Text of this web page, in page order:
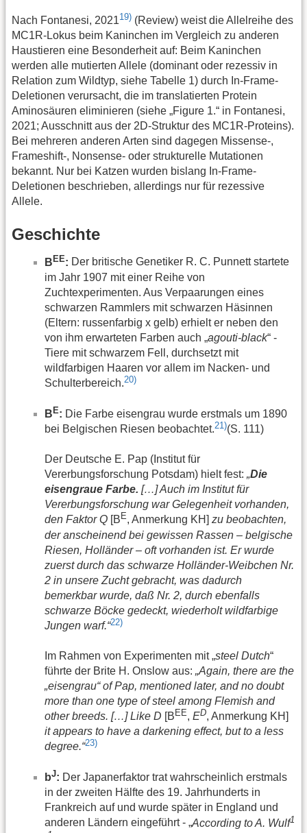
Nach Fontanesi, 202119) (Review) weist die Allelreihe des
MC1R-Lokus beim Kaninchen im Vergleich zu anderen
Haustieren eine Besonderheit auf: Beim Kaninchen
werden alle mutierten Allele (dominant oder rezessiv in
Relation zum Wildtyp, siehe Tabelle 1) durch In-Frame-
Deletionen verursacht, die im translatierten Protein
Aminosäuren eliminieren (siehe „Figure 1.“ in Fontanesi,
2021; Ausschnitt aus der 2D-Struktur des MC1R-Proteins).
Bei mehreren anderen Arten sind dagegen Missense-,
Frameshift-, Nonsense- oder strukturelle Mutationen
bekannt. Nur bei Katzen wurden bislang In-Frame-
Deletionen beschrieben, allerdings nur für rezessive
Allele.
Geschichte
BEE: Der britische Genetiker R. C. Punnett startete
im Jahr 1907 mit einer Reihe von
Zuchtexperimenten. Aus Verpaarungen eines
schwarzen Rammlers mit schwarzen Häsinnen
(Eltern: russenfarbig x gelb) erhielt er neben den
von ihm erwarteten Farben auch „agouti-black“ -
Tiere mit schwarzem Fell, durchsetzt mit
wildfarbigen Haaren vor allem im Nacken- und
Schulterbereich.20)
BE: Die Farbe eisengrau wurde erstmals um 1890
bei Belgischen Riesen beobachtet.21)(S. 111)
Der Deutsche E. Pap (Institut für
Vererbungsforschung Potsdam) hielt fest: „Die
eisengraue Farbe. […] Auch im Institut für
Vererbungsforschung war Gelegenheit vorhanden,
den Faktor Q [B E, Anmerkung KH] zu beobachten,
der anscheinend bei gewissen Rassen – belgische
Riesen, Holländer – oft vorhanden ist. Er wurde
zuerst durch das schwarze Holländer-Weibchen Nr.
2 in unsere Zucht gebracht, was dadurch
bemerkbar wurde, daß Nr. 2, durch ebenfalls
schwarze Böcke gedeckt, wiederholt wildfarbige
Jungen warf.“22)
Im Rahmen von Experimenten mit „steel Dutch“
führte der Brite H. Onslow aus: „Again, there are the
„eisengrau“ of Pap, mentioned later, and no doubt
more than one type of steel among Flemish and
other breeds. […] Like D [B EE, ED, Anmerkung KH]
it appears to have a darkening effect, but to a less
degree.“23)
bJ: Der Japanerfaktor trat wahrscheinlich erstmals
in der zweiten Hälfte des 19. Jahrhunderts in
Frankreich auf und wurde später in England und
anderen Ländern eingeführt - „According to A. Wulf1